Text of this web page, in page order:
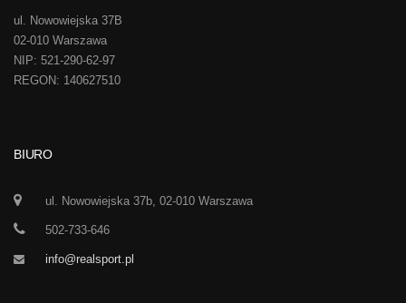
ul. Nowowiejska 37B
02-010 Warszawa
NIP: 521-290-62-97
REGON: 140627510
BIURO
ul. Nowowiejska 37b, 02-010 Warszawa
502-733-646
info@realsport.pl